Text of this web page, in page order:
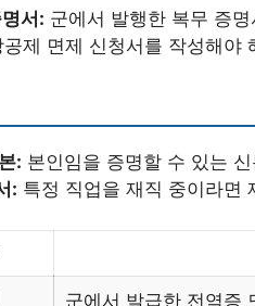
서: 군에서 발행한 복무 증
공제 면제 신청서를 작성해야
: 본인임을 증명할 수 있는
: 특정 직업을 재직 중이라면
군에서 발급한 전역증